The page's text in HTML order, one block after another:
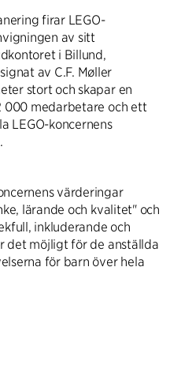
firar LEGO-
av sitt
i Billund,
av C.F. Møller
stort och skapar en
000 medarbetare och ett
LEGO-koncernens
värderingar
lärande och kvalitet" och
inkluderande och
det möjligt för de anställda
för barn över hela